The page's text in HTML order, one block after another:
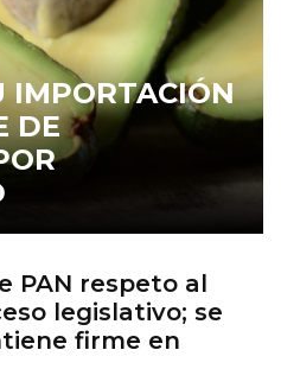
IMPORTACIÓN
DE
PAN respeto al
legislativo; se
firme en